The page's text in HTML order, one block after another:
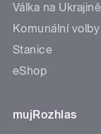
Válka na Ukrajině
Komunální volby
Stanice
eShop
mujRozhlas